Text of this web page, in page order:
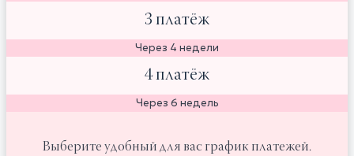
3 платёж
Через 4 недели
4 платёж
Через 6 недель
Выберите удобный для вас график платежей.